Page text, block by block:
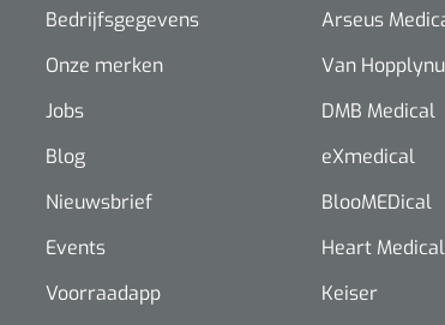
Bedrijfsgegevens
Onze merken
Jobs
Blog
Nieuwsbrief
Events
Voorraadapp
Arseus
Van
DMB Medical
eXmedical
BlooMEDical
Heart Medical
Keiser